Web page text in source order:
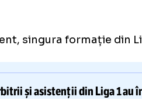
singura formație din
și asistențiidin Liga 1 au